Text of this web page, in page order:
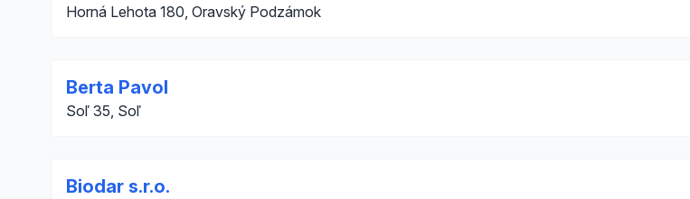
Horná Lehota 180, Oravský Podzámok
Berta Pavol
Soľ 35, Soľ
Biodar s.r.o.